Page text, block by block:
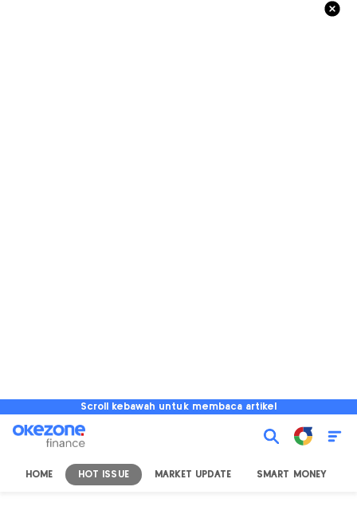
Scroll kebawah untuk membaca artikel
HOME HOT ISSUE MARKET UPDATE SMART MONEY